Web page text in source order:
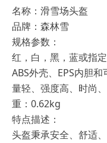
名称：滑雪场头盔
品牌：森林雪
规格参数：
红，白，黑，蓝或指
ABS外壳、EPS内胆
量轻、强度高、时尚
重：0.62kg
特点描述：
头盔秉承安全、舒适